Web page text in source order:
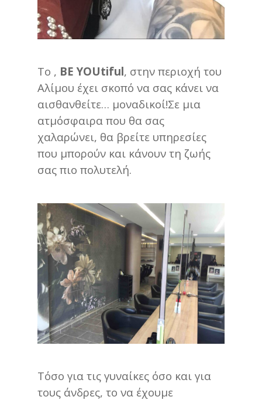
Το , BE YOUtiful, στην περιοχή του
Αλίμου έχει σκοπό να σας κάνει να
αισθανθείτε… μοναδικοί!Σε μια
ατμόσφαιρα που θα σας
χαλαρώνει, θα βρείτε υπηρεσίες
που μπορούν και κάνουν τη ζωής
σας πιο πολυτελή.
Τόσο για τις γυναίκες όσο και για
τους άνδρες, το να έχουμε